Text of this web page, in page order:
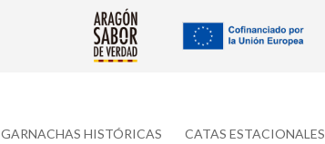
GARNACHAS HISTÓRICAS CATAS ESTACIONALES